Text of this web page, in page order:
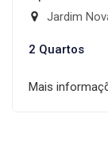
Jardim
2 Quartos
Mais